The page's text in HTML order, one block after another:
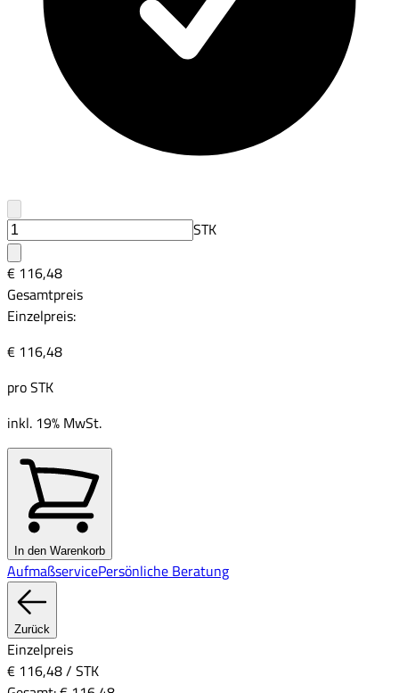
STK
€ 116,48
Gesamtpreis
Einzelpreis:
€ 116,48
proSTK
inkl. 19% MwSt.
In den Warenkorb
AufmaßservicePersönliche Beratung
Zurück
Einzelpreis
€ 116,48/ STK